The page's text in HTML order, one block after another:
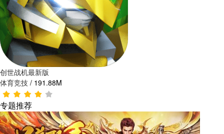
创世战机最新版
体育竞技 / 191.88M
专题推荐